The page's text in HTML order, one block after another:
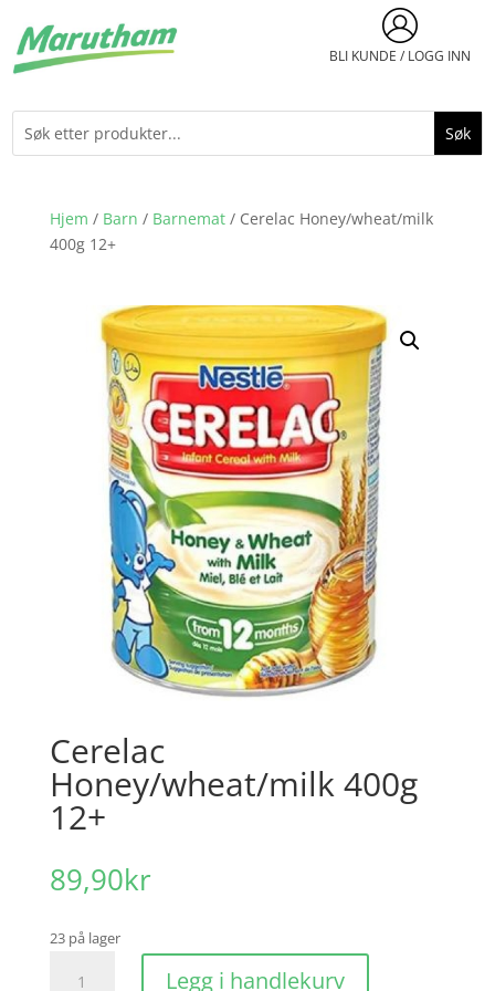
BLI KUNDE / LOGG INN
Hjem / Barn / Barnemat/ Cerelac Honey/wheat/milk
400g 12+
Cerelac
Honey/wheat/milk 400g
12+
89,90kr
23 på lager
Legg i handlekurv